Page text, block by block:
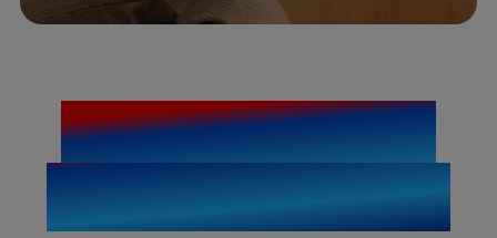
Découvre tout ce
dont tu es capable